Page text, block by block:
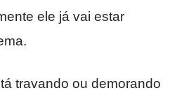
ele já vai estar
travando ou demorando